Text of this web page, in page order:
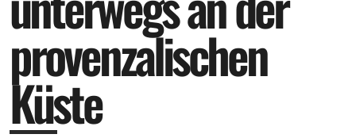
provenzalischen
Küste